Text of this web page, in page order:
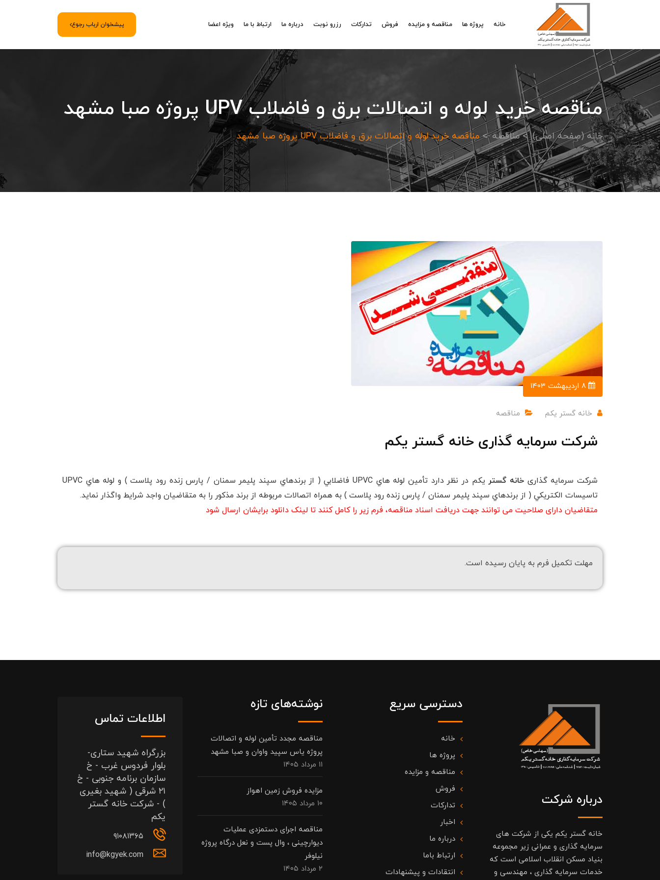
خانه پروژه ها مناقصه و مزایده فروش تدارکات رزرو نوبت درباره ما ارتباط با ما ویژه اعضا پیشخوان ارباب رجوع
مناقصه خريد لوله و اتصالات برق و فاضلاب UPV پروژه صبا مشهد
خانه (صفحه اصلی) مناقصه مناقصه خريد لوله و اتصالات برق و فاضلاب UPV پروژه صبا مشهد
خانه گستر یکم مناقصه
شرکت سرمایه گذاری خانه گستر یکم
شرکت سرمایه گذاری خانه گستر
یکم در نظر دارد تأمين لوله هاي UPVC فاضلابي ( از برندهاي سپند پليمر سمنان / پارس زنده رود پلاست ) و لوله هاي UPVC
تاسيسات الكتريكي ( از برندهاي سپند پليمر سمنان / پارس زنده رود پلاست ) به همراه اتصالات مربوطه از برند مذكور را به متقاضیان واجد شرایط واگذار نماید.
متقاضیان دارای صلاحیت می توانند جهت دریافت اسناد مناقصه، فرم زیر را کامل کنند تا لینک دانلود برایشان ارسال شود
مهلت تکمیل فرم به پایان رسیده است.
درباره شرکت
خانه گستر یکم یکی از شرکت های
سرمایه گذاری و عمرانی زیر مجموعه
بنیاد مسکن انقلاب اسلامی است که
خدمات سرمایه گذاری ، مهندسی و
دسترسی سریع
خانه
پروژه ها
مناقصه و مزایده
فروش
تدارکات
اخبار
درباره ما
ارتباط باما
انتقادات و پیشنهادات
نوشته‌های تازه
مناقصه مجدد تأمین لوله و اتصالات
پروژه یاس سپید واوان و صبا مشهد
۱۱ مرداد ۱۴۰۵
مزایده فروش زمین اهواز
۱۰ مرداد ۱۴۰۵
مناقصه اجرای دستمزدی عملیات
دیوارچینی ، وال پست و نعل درگاه پروژه
نیلوفر
۲ مرداد ۱۴۰۵
اطلاعات تماس
بزرگراه شهید ستاری-
بلوار فردوس غرب - خ
سازمان برنامه جنوبی - خ
۲۱ شرقی ( شهید بغیری
) - شرکت خانه گستر
یکم
۹۱۰۸۱۳۶۵
info@kgyek.com